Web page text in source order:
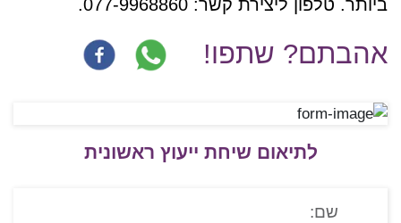
ביותר. טלפון ליצירת קשר: 077-9968860.
אהבתם? שתפו!
לתיאום שיחת ייעוץ ראשונית